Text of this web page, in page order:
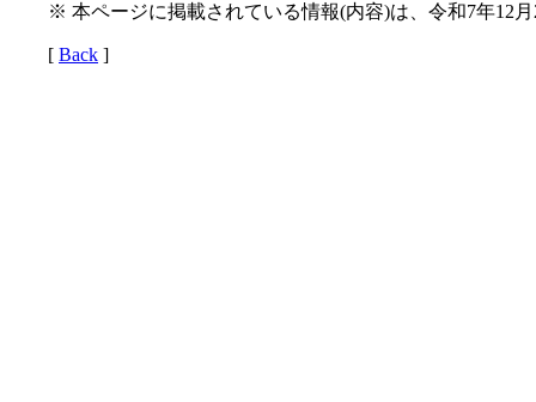
※ 本ページに掲載されている情報(内容)は、令和7年12
[ Back ]